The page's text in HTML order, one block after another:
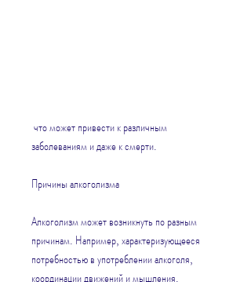
заболеваниям и даже к смерти.
Причины алкоголизма
Алкоголизм может возникнуть по разным
причинам. Например, характеризующееся
потребностью в употреблении алкоголя,
координации движений и мышления.